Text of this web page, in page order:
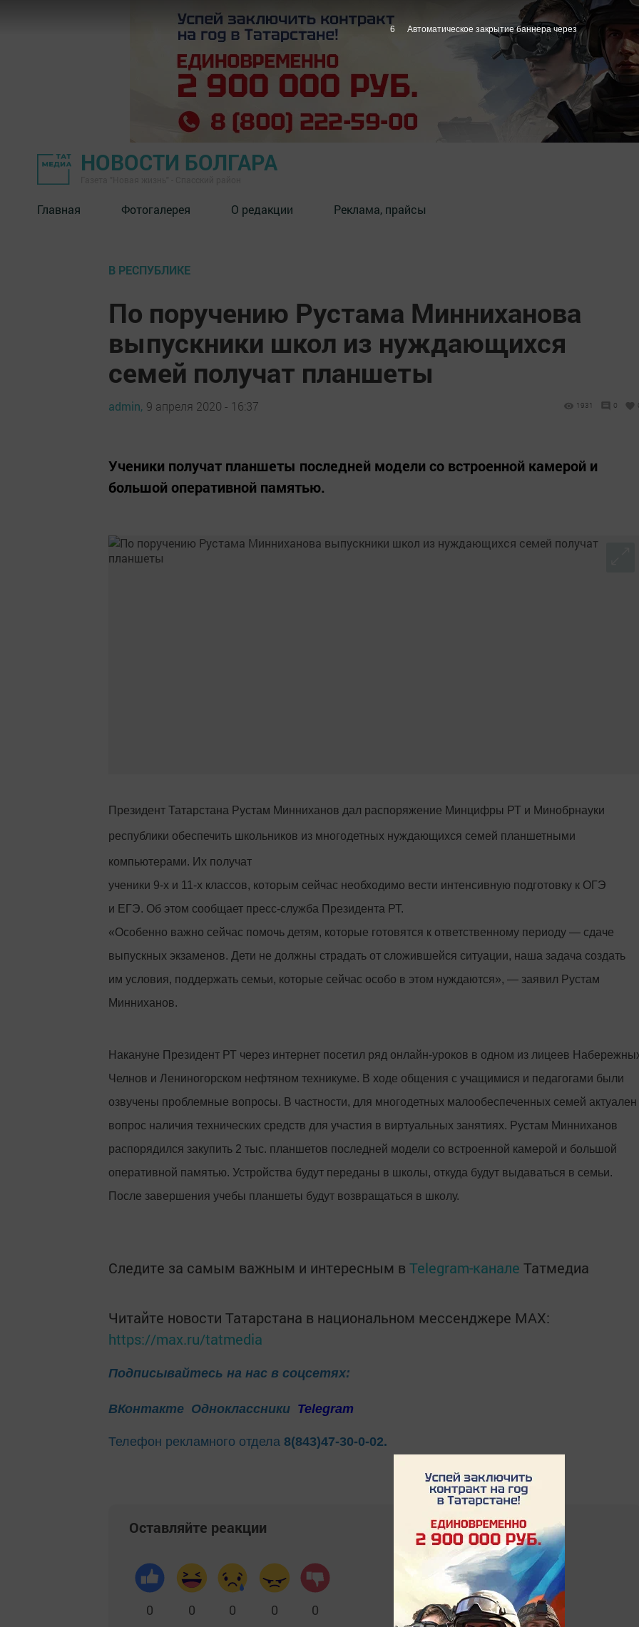
НОВОСТИ БОЛГАРА
Главная Фотогалерея О редакции Реклама, прайсы
В РЕСПУБЛИКЕ
По поручению Рустама Минниханова
выпускники школ из нуждающихся
семей получат планшеты
admin, 9 апреля 2020 - 16:37 1931 0
​​​​​​​Ученики получат планшеты последней модели со встроенной камерой и
большой оперативной памятью.
Президент Татарстана Рустам Минниханов дал распоряжение Минцифры РТ и Минобрнауки
республики обеспечить школьников из многодетных нуждающихся семей планшетными
компьютерами. Их получат
ученики 9-х и 11-х классов, которым сейчас необходимо вести интенсивную подготовку к ОГЭ
и ЕГЭ. Об этом сообщает пресс-служба Президента РТ.
«Особенно важно сейчас помочь детям, которые готовятся к ответственному периоду — сдаче
выпускных экзаменов. Дети не должны страдать от сложившейся ситуации, наша задача создать
им условия, поддержать семьи, которые сейчас особо в этом нуждаются», — заявил Рустам
Минниханов.
Накануне Президент РТ через интернет посетил ряд онлайн-уроков в одном из лицеев
Челнов и Лениногорском нефтяном техникуме. В ходе общения с учащимися и педагогами были
озвучены проблемные вопросы. В частности, для многодетных малообеспеченных семей актуален
вопрос наличия технических средств для участия в виртуальных занятиях. Рустам Минниханов
распорядился закупить 2 тыс. планшетов последней модели со встроенной камерой и большой
оперативной памятью. Устройства будут переданы в школы, откуда будут выдаваться в семьи.
После завершения учебы планшеты будут возвращаться в школу.
Следите за самым важным и интересным в Telegram-канале Татмедиа
Читайте новости Татарстана в национальном мессенджере MАХ:
https://max.ru/tatmedia
Подписывайтесь на нас в соцсетях:
ВКонтакте Одноклассники Telegram
Телефон рекламного отдела 8(843)47-30-0-02.
Оставляйте реакции
0 0 0 0 0
5 Автоматическое закрытие баннера через